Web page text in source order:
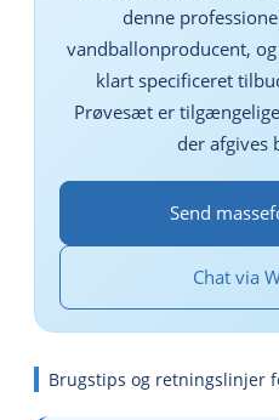
denne
vandballonproducent,
klart specificeret
Prøvesæt er
der afgives
Send
Chat via
Brugstips og retningslinjer